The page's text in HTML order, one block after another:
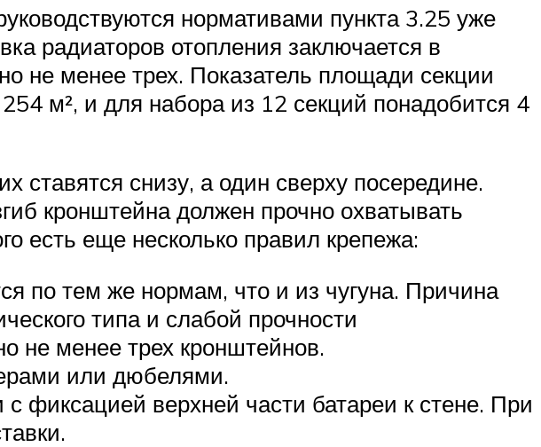
нормативами пункта 3.25 уже
радиаторов отопления заключается в
не менее трех. Показатель площади секции
м², и для набора из 12 секций понадобится 4
ставятся снизу, а один сверху посередине.
кронштейна должен прочно охватывать
есть еще несколько правил крепежа:
по тем же нормам, что и из чугуна. Причина
типа и слабой прочности
не менее трех кронштейнов.
или дюбелями.
фиксацией верхней части батареи к стене. При